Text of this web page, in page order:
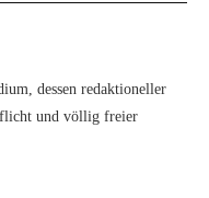
dessen redaktioneller
und völlig freier